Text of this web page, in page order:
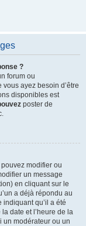
?
forum ou
ayez besoin d’être
disponibles est
poster de
modifier ou
un message
en cliquant sur le
a déjà répondu au
indiquant qu’il a été
date et l’heure de la
un modérateur ou un